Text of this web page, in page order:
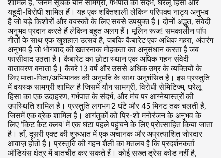
शामिल हैं, जिनमें सूचक यौन सामग्री, गर्भपात का संदर्भ, घरेलू हिंसा और
यहूदी-विरोधी शामिल हैं। यह एक शक्तिशाली लेकिन परिपक्व नाट्य अनुभव
है जो बड़े किशोरों और वयस्कों के लिए सबसे उपयुक्त है। दोनों अद्भुत, संवेदी
अनुभव प्रदान करते हैं लेकिन बहुत अलग हैं। मूलिन रूज! समकालीन पॉप
गीतों के साथ एक खुशहाल उत्सव है, जबकि कैबारेट एक अधिक गहरा, अंतरंग
अनुभव है जो भोगवाद की खतरनाक मोहकता का अनुसंधान करता है जब
फासीवाद उठता है। कैबारेट का छोटा स्थान एक अधिक गहन संवेदी
वातावरण बनाता है। कैबरे 13 वर्ष और उससे अधिक उम्र के व्यक्तियों के
लिए माता-पिता/अभिभावक की अनुमति के साथ अनुशंसित है। इस प्रस्तुति
में वयस्क सामग्री शामिल है जिसमें यौन सामग्री, विरोधी सेमिटिज्म, घरेलू
हिंसा का एक उदाहरण, गर्भपात के संदर्भ, और मंच पर आग्नेयास्त्रों की
उपस्थिति शामिल है। प्रस्तुति लगभग 2 घंटे और 45 मिनट तक चलती है,
जिसमें एक ब्रेक शामिल है। आगंतुकों को प्रि-शो मनोरंजन के अनुभव के
लिए 'किट कैट क्लब' में एक घंटा पहले पहुंचने के लिए प्रोत्साहित किया जाता
है। हाँ, दूसरी एक्ट की शुरुआत में एक अचानक और अप्रत्याशित जोरदार
आवाज़ होती है। प्रस्तुति की गहन शैली का मतलब है कि प्रदर्शनकर्ता
ऑडियंस क्षेत्र में बातचीत कर सकते हैं। कोई सख्त ड्रेस कोड नहीं है,